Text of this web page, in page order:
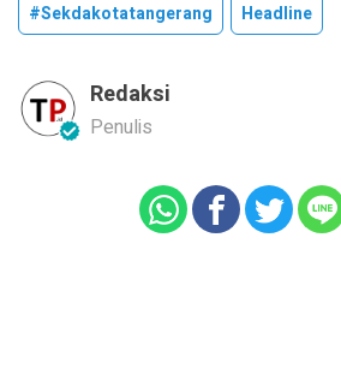
#sekdakotatangerang
Headline
Redaksi
Penulis